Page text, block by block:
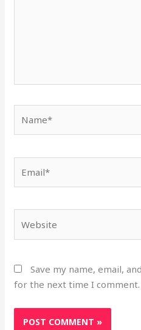
Save my name, email,
for the next time I comment.